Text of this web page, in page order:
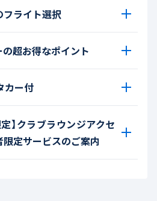
ライト選択
超お得なポイント
カー付
】クラブラウンジアクセ
定サービスのご案内